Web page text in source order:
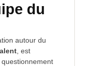
du
autour du
, est